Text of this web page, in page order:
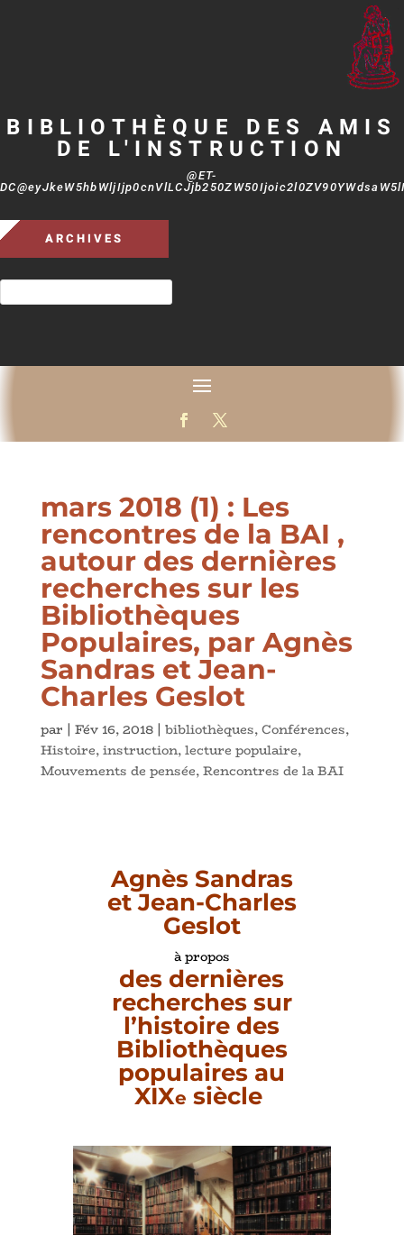
BIBLIOTHÈQUE DES AMIS
DE L'INSTRUCTION
@ET-
ARCHIVES
mars 2018 (1) : Les
rencontres de la BAI ,
autour des dernières
recherches sur les
Bibliothèques
Populaires, par Agnès
Sandras et Jean-
Charles Geslot
par | Fév 16, 2018| bibliothèques,Conférences,
Histoire,instruction,lecture populaire,
Mouvements de pensée,Rencontres de la BAI
Agnès Sandras
et Jean-Charles
Geslot
à propos
des dernières
recherches sur
l’histoire des
Bibliothèques
populaires au
XIXe siècle